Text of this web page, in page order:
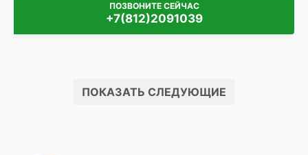
ПОЗВОНИТЕ СЕЙЧАС
+7(812)2091039
ПОКАЗАТЬ СЛЕДУЮЩИЕ